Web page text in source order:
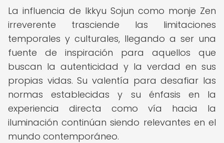
La influencia de Ikkyu Sojun como monje Zen
irreverente trasciende las limitaciones
temporales y culturales, llegando a ser una
fuente de inspiración para aquellos que
buscan la autenticidad y la verdad en sus
propias vidas. Su valentía para desafiar las
normas establecidas y su énfasis en la
experiencia directa como vía hacia la
iluminación continúan siendo relevantes en el
mundo contemporáneo.